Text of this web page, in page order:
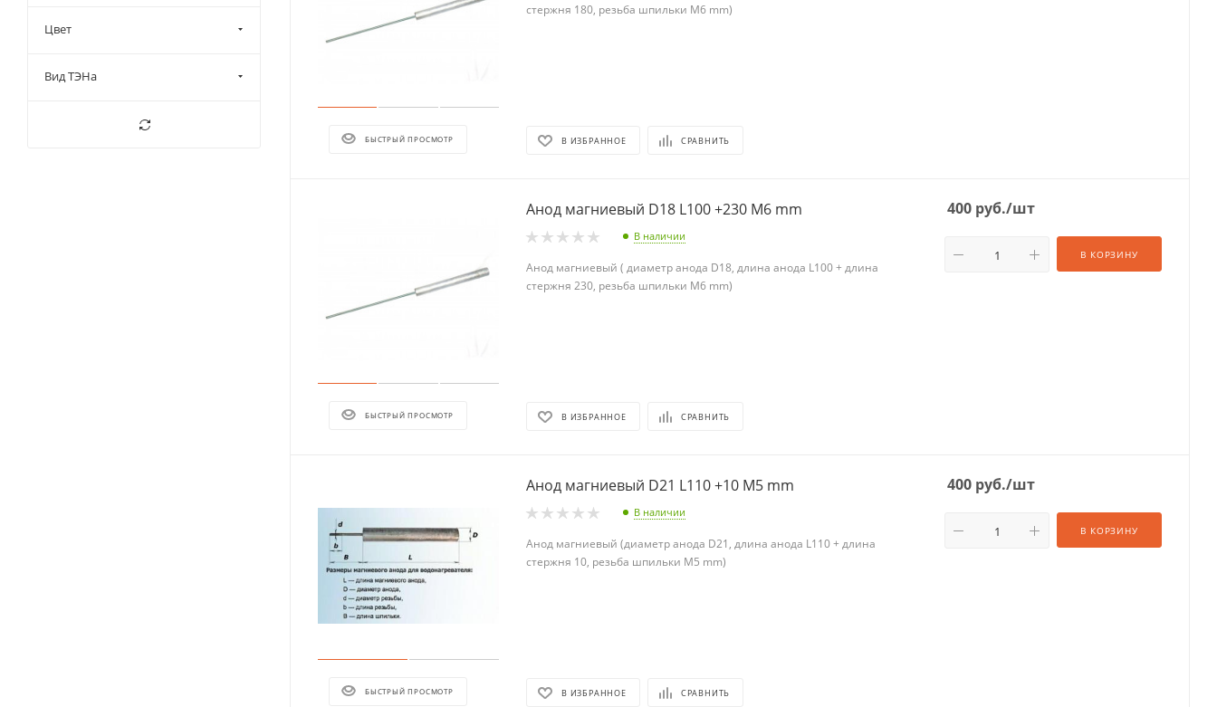
БЫСТРЫЙ ПРОСМОТР
стержня 180, резьба шпильки М6 mm)
В ИЗБРАННОЕ СРАВНИТЬ
БЫСТРЫЙ ПРОСМОТР
Анод магниевый D18 L100 +230 М6 mm
В наличии
Анод магниевый ( диаметр анода D18, длина анода L100 + длина
стержня 230, резьба шпильки М6 mm)
В ИЗБРАННОЕ СРАВНИТЬ
400 руб./шт
В КОРЗИНУ
БЫСТРЫЙ ПРОСМОТР
Анод магниевый D21 L110 +10 М5 mm
В наличии
Анод магниевый (диаметр анода D21, длина анода L110 + длина
стержня 10, резьба шпильки М5 mm)
В ИЗБРАННОЕ СРАВНИТЬ
400 руб./шт
В КОРЗИНУ
Цвет
Вид ТЭНа